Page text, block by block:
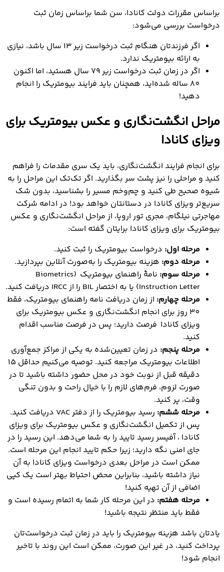
براساس مقررات دولت کانادا، سن شما براساس زمان ثبت
درخواست بررسی می‌شود:
اگر فرزندتان هنگام ثبت درخواست زیر 13 سال باشد، نیازی
به ارائه بیومتریک ندارد.
اگر در زمان ثبت درخواست زیر 79 سال هستید، اما اکنون
80 ساله شده‌اید، همچنان باید فرایند بیومتریک را انجام
دهید!
مراحل انگشت‌نگاری و عکس بیومتریک برای
ویزای کانادا
برای انجام فرایند انگشت‌نگاری، باید یک سری مقدمات را فراهم
کنید و مراحلی را نیز پشت سر بگذارید. اگر تک‌تک این مراحل را به
شیوه صحیح طی کنید و چم‌وخم مسیر را بشناسید، بدون شک
سریع‌تر ویزای کانادا در دستانتان خواهد بود! در ادامه شرکت
مهاجرتی نیلگام، مجری تور اروپا، از مراحل انگشت‌نگاری و عکس
بیومتریک برای ویزای کانادا برایتان گفته است:
مرحله اول: درخواست بیومتریک را ثبت کنید.
مرحله دوم: هزینه بیومتریک را به‌صورت آنلاین بپردازید.
مرحله سوم:
نامۀ راهنمای بیومتریک (Biometrics
Instruction Letter) یا به اختصار BIL را از IRCC دریافت کنید.
مرحله چهارم: از زمان دریافت نامه راهنمای بیومتریک، فقط
30 روز برای انجام انگشت‌نگاری و عکس بیومتریک برای
ویزای کانادا فرصت دارید؛ پس در فرصت مناسب اقدام
کنید.
مرحله پنجم: در زمان تعیین‌شده به یکی از مراکز جمع‌آوری
اطلاعات بیومتریک مراجعه کنید. توصیه می‌کنیم حداقل 15
دقیقه قبل از نوبت خود در محل حضور داشته باشید تا در
صورت لزوم، فرم‌های لازم را با خیال راحت و بدون تنگی
وقت، پر کنید.
مرحله ششم:
رسید بیومتریک را از دفتر VAC دریافت کنید.
پس از تکمیل انگشت‌نگاری و عکس بیومتریک برای ویزای
کانادا ، آفیسر رسید تایید را به شما می‌دهد. این رسید را در
جای امنی نگه دارید؛ زیرا حکم تایید انجام این مرحله است.
ممکن است در مراحل بعدی درخواست ویزای کانادا به آن
نیاز داشته باشید، بنابراین محض احتیاط بهتر است یک کپی
اضافی از آن تهیه کنید!
مرحله هفتم: در این مرحله کار شما به اتمام رسیده است و
فقط باید منتظر نتیجه باشید!
یادتان باشد هزینه بیومتریک را باید در زمان ثبت درخواست‌تان
پرداخت کنید، در غیر این صورت، ممکن است این روند با تاخیر
انجام شود!